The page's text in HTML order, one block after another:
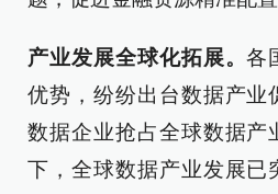
产业发展全球化拓展。各
优势，纷纷出台数据产业
数据企业抢占全球数据产
下，全球数据产业发展已